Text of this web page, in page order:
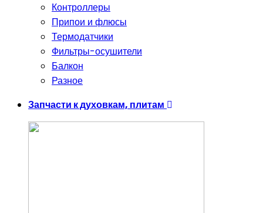
Контроллеры
Припои и флюсы
Термодатчики
Фильтры-осушители
Балкон
Разное
Запчасти к духовкам, плитам